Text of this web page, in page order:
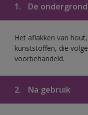
1. De ondergrond
Het aflakken van
kunststoffen, die
voorbehandeld.
2. Na gebruik